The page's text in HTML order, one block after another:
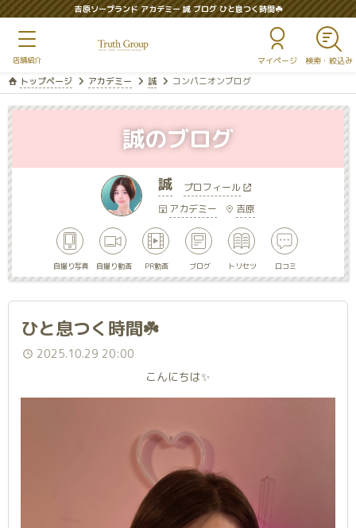
吉原ソープランド アカデミー 誠 ブログ ひと息つく時間☘️
マイページ
トップページ アカデミー 誠 コンパニオンブログ
誠
プロフィール
アカデミー
吉原
自撮り写真 自撮り動画 PR動画 ブログ トリセツ 口コミ
誠のブログ
ひと息つく時間☘️
2025.10.29 20:00
こんにちは✨